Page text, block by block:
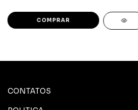
CONTATOS